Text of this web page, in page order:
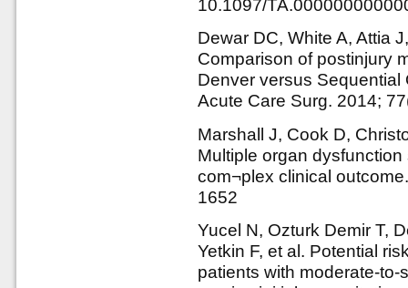
10.1097/
Dewar DC, White A, Attia
Comparison of postinjury
Denver versus Sequential
Acute Care Surg. 2014;
Marshall J, Cook D,
Multiple organ
com¬plex clinical
1652
Yucel N, Ozturk Demir T,
Yetkin F, et al. Potential
patients with moderate-